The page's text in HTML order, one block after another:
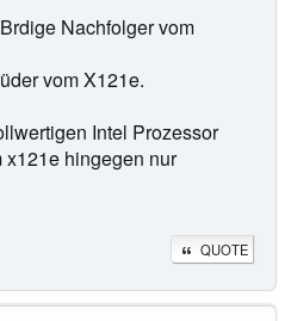
Nachfolger vom
vom X121e.
Intel Prozessor
hingegen nur
QUOTE